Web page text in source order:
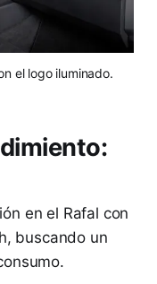
el logo iluminado.
en el Rafal con
buscando un